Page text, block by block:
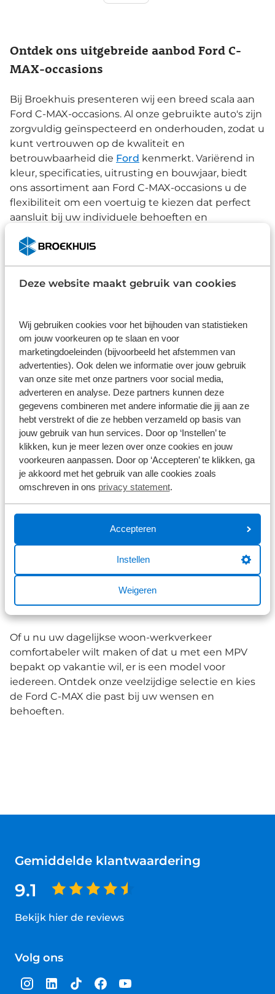
Deze website maakt gebruik van cookies
Wij gebruiken cookies voor het bijhouden van statistieken
om jouw voorkeuren op te slaan en voor
marketingdoeleinden (bijvoorbeeld het afstemmen van
advertenties). Ook delen we informatie over jouw gebruik
van onze site met onze partners voor social media,
adverteren en analyse. Deze partners kunnen deze
gegevens combineren met andere informatie die jij aan ze
hebt verstrekt of die ze hebben verzameld op basis van
jouw gebruik van hun services. Door op ‘Instellen’ te
klikken, kun je meer lezen over onze cookies en jouw
voorkeuren aanpassen. Door op ‘Accepteren’ te klikken, ga
je akkoord met het gebruik van alle cookies zoals
omschreven in ons privacy statement.
Accepteren
Instellen
Weigeren
Ontdek ons uitgebreide aanbod Ford C-
MAX-occasions
Bij Broekhuis presenteren wij een breed scala aan
Ford C-MAX-occasions. Al onze gebruikte auto's zijn
zorgvuldig geïnspecteerd en onderhouden, zodat u
kunt vertrouwen op de kwaliteit en
betrouwbaarheid die Ford kenmerkt. Variërend in
kleur, specificaties, uitrusting en bouwjaar, biedt
ons assortiment aan Ford C-MAX-occasions u de
flexibiliteit om een voertuig te kiezen dat perfect
aansluit bij uw individuele behoeften en
Kies voor een Ford C-MAX
MPV te noemen. De 5 deuren bieden u en uw
passagiers ideale gebruiksvriendelijkheid, zowel
voor het instappen als inladen van alle bagage. Niet
alleen kinderen kunnen uitstekend achterin zitten,
ook volwassenen genieten van comfortabele lange
ritten. Naast de ruimte is ook over het algemene
comfort goed nagedacht. Zo is de vering van de C-
MAX van hoge kwaliteit, waardoor oneffenheden op
de weg vrijwel onmerkbaar worden. Ontdek ons
aanbod nieuwe Ford C-MAX-modellen en ervaar
het toppunt van rijplezier.
Bekijk ons brede Ford C-MAX-aanbod
Bij Broekhuis is een uitgebreide selectie aan Ford
C-MAX modellen beschikbaar. Elk model in ons
aanbod biedt de kwaliteit, ruimte en efficiënte die
u verwacht van een model als de C-MAX. Op onze
aanbodpagina vindt u gemakkelijk de perfecte
Ford C-MAX die aan al uw eisen voldoet.
Of u nu uw dagelijkse woon-werkverkeer
comfortabeler wilt maken of dat u met een MPV
bepakt op vakantie wil, er is een model voor
iedereen. Ontdek onze veelzijdige selectie en kies
de Ford C-MAX die past bij uw wensen en
behoeften.
Gemiddelde klantwaardering
9.1
Bekijk hier de reviews
van
sterren
Volg ons